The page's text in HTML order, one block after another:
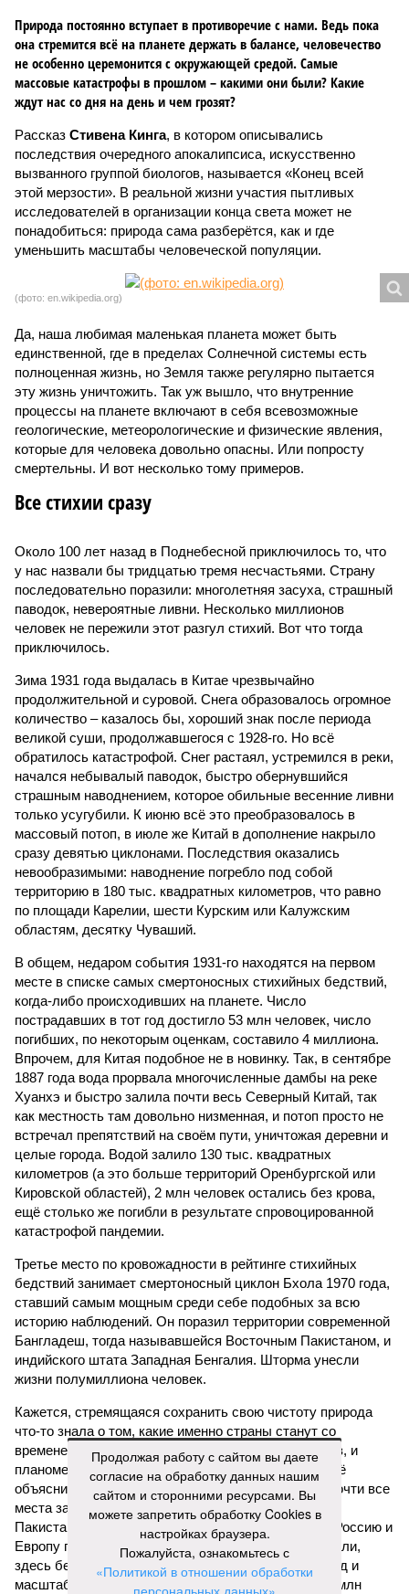
Природа постоянно вступает в противоречие с нами. Ведь пока
она стремится всё на планете держать в балансе, человечество
не особенно церемонится с окружающей средой. Самые
массовые катастрофы в прошлом – какими они были? Какие
ждут нас со дня на день и чем грозят?
Рассказ Стивена Кинга, в котором описывались
последствия очередного апокалипсиса, искусственно
вызванного группой биологов, называется «Конец всей
этой мерзости». В реальной жизни участия пытливых
исследователей в организации конца света может не
понадобиться: природа сама разберётся, как и где
уменьшить масштабы человеческой популяции.
(фото: en.wikipedia.org)
Да, наша любимая маленькая планета может быть
единственной, где в пределах Солнечной системы есть
полноценная жизнь, но Земля также регулярно пытается
эту жизнь уничтожить. Так уж вышло, что внутренние
процессы на планете включают в себя всевозможные
геологические, метеорологические и физические явления,
которые для человека довольно опасны. Или попросту
смертельны. И вот несколько тому примеров.
Все стихии сразу
Около 100 лет назад в Поднебесной приключилось то, что
у нас назвали бы тридцатью тремя несчастьями. Страну
последовательно поразили: многолетняя засуха, страшный
паводок, невероятные ливни. Несколько миллионов
человек не пережили этот разгул стихий. Вот что тогда
приключилось.
Зима 1931 года выдалась в Китае чрезвычайно
продолжительной и суровой. Снега образовалось огромное
количество – казалось бы, хороший знак после периода
великой суши, продолжавшегося с 1928-го. Но всё
обратилось катастрофой. Снег растаял, устремился в реки,
начался небывалый паводок, быстро обернувшийся
страшным наводнением, которое обильные весенние ливни
только усугубили. К июню всё это преобразовалось в
массовый потоп, в июле же Китай в дополнение накрыло
сразу девятью циклонами. Последствия оказались
невообразимыми: наводнение погребло под собой
территорию в 180 тыс. квадратных километров, что равно
по площади Карелии, шести Курским или Калужским
областям, десятку Чуваший.
В общем, недаром события 1931-го находятся на первом
месте в списке самых смертоносных стихийных бедствий,
когда-либо происходивших на планете. Число
пострадавших в тот год достигло 53 млн человек, число
погибших, по некоторым оценкам, составило 4 миллиона.
Впрочем, для Китая подобное не в новинку. Так, в сентябре
1887 года вода прорвала многочисленные дамбы на реке
Хуанхэ и быстро залила почти весь Северный Китай, так
как местность там довольно низменная, и потоп просто не
встречал препятствий на своём пути, уничтожая деревни и
целые города. Водой залило 130 тыс. квадратных
километров (а это больше территорий Оренбургской или
Кировской областей), 2 млн человек остались без крова,
ещё столько же погибли в результате спровоцированной
катастрофой пандемии.
Третье место по кровожадности в рейтинге стихийных
бедствий занимает смертоносный циклон Бхола 1970 года,
ставший самым мощным среди себе подобных за всю
историю наблюдений. Он поразил территории современной
Бангладеш, тогда называвшейся Восточным Пакистаном, и
индийского штата Западная Бенгалия. Шторма унесли
жизни полумиллиона человек.
Кажется, стремящаяся сохранить свою чистоту природа
что-то знала о том, какие именно страны станут со
временем самыми «грязными» в плане производств, и
планомерно подтачивала их демографию. А как ещё
объяснить то, что в топ-10 природных катастроф почти все
места занимают бедствия, разразившиеся в Индии,
Пакистане, Бангладеш и Турции? Что характерно, Россию и
Европу подобные катастрофы никогда не затрагивали,
здесь беды были другими, включая массовый голод и
масштабные эпидемии вроде бубонной чумы (200 млн
Продолжая работу с сайтом вы даете
согласие на обработку данных нашим
сайтом и сторонними ресурсами. Вы
можете запретить обработку Cookies в
настройках браузера.
Пожалуйста, ознакомьтесь с
«Политикой в отношении обработки
персональных данных»